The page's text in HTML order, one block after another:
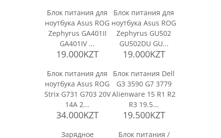
Блок питания для
ноутбука Asus ROG
Zephyrus GA401II
GA401IV ...
19.000KZT
Блок питания для
ноутбука Asus ROG
Zephyrus GU502
GU502DU GU...
19.000KZT
Блок питания для
ноутбука Asus ROG
Strix G731 G703 20V
14A 2...
34.000KZT
Блок питания Dell
G3 3590 G7 3779
Alienware 15 R1 R2
R3 19.5...
19.500KZT
Зарядное
Блок питания /